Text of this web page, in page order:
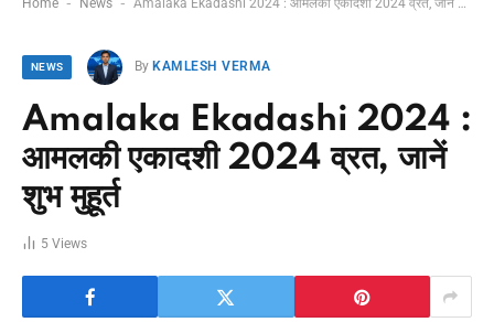
Home News Amalaka Ekadashi 2024 : आमलकी एकादशी 2024 व्रत, जानें शुभ मुहूर्त
NEWS By KAMLESH VERMA
Amalaka Ekadashi 2024 :
आमलकी एकादशी 2024 व्रत, जानें
शुभ मुहूर्त
5 Views